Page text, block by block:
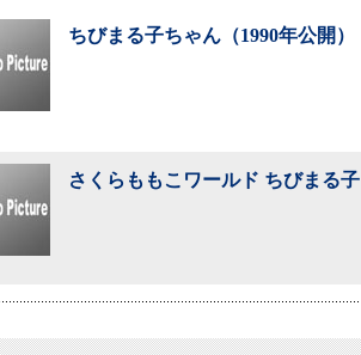
ちびまる子ちゃん（1990年公開）
さくらももこワールド ちびまる